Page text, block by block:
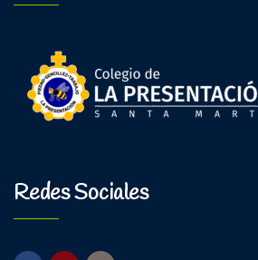
Redes Sociales